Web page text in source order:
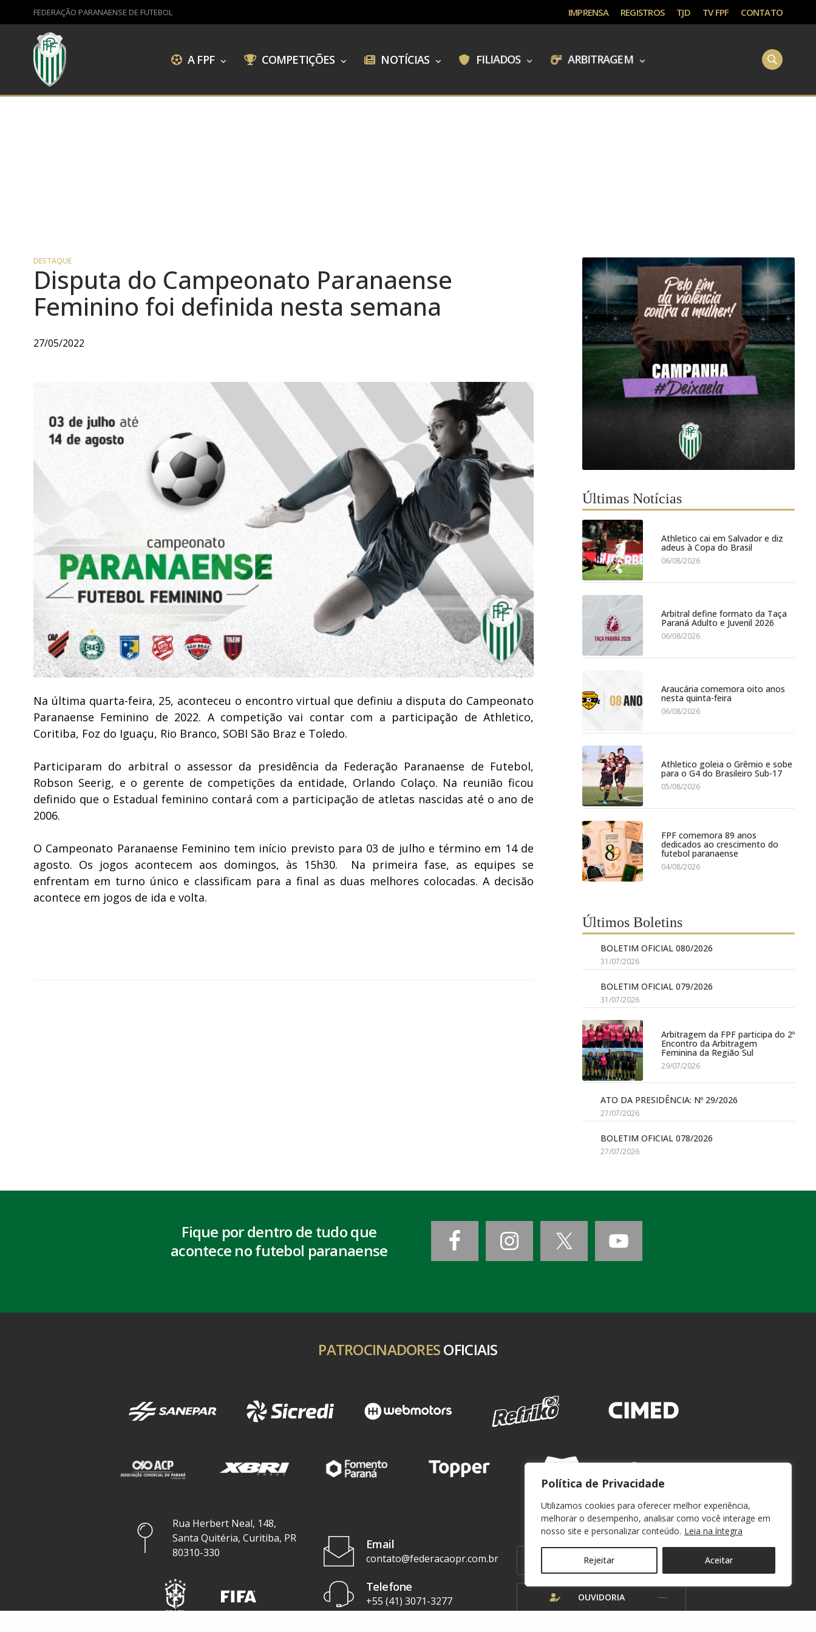
Política de Privacidade
Utilizamos cookies para oferecer melhor experiência,
melhorar o desempenho, analisar como você interage em
nosso site e personalizar conteúdo. Leia na íntegra
Rejeitar Aceitar
FEDERAÇÃO PARANAENSE DE FUTEBOL IMPRENSA REGISTROS TJD TV FPF CONTATO
A FPF COMPETIÇÕES NOTÍCIAS FILIADOS ARBITRAGEM
DESTAQUE
Disputa do Campeonato Paranaense
Feminino foi definida nesta semana
27/05/2022
Na última quarta-feira, 25, aconteceu o encontro virtual que definiu a disputa do Campeonato
Paranaense Feminino de 2022. A competição vai contar com a participação de Athletico,
Coritiba, Foz do Iguaçu, Rio Branco, SOBI São Braz e Toledo.
Participaram do arbitral o assessor da presidência da Federação Paranaense de Futebol,
Robson Seerig, e o gerente de competições da entidade, Orlando Colaço. Na reunião ficou
definido que o Estadual feminino contará com a participação de atletas nascidas até o ano de
2006.
O Campeonato Paranaense Feminino tem início previsto para 03 de julho e término em 14 de
agosto. Os jogos acontecem aos domingos, às 15h30. Na primeira fase, as equipes se
enfrentam em turno único e classificam para a final as duas melhores colocadas. A decisão
acontece em jogos de ida e volta.
Últimas Notícias
Athletico cai em Salvador e diz
adeus à Copa do Brasil
06/08/2026
Arbitral define formato da Taça
Paraná Adulto e Juvenil 2026
06/08/2026
Araucária comemora oito anos
nesta quinta-feira
06/08/2026
Athletico goleia o Grêmio e sobe
para o G4 do Brasileiro Sub-17
05/08/2026
FPF comemora 89 anos
dedicados ao crescimento do
futebol paranaense
04/08/2026
Últimos Boletins
BOLETIM OFICIAL 080/2026
31/07/2026
BOLETIM OFICIAL 079/2026
31/07/2026
Arbitragem da FPF participa do 2º
Encontro da Arbitragem
Feminina da Região Sul
29/07/2026
ATO DA PRESIDÊNCIA: Nº 29/2026
27/07/2026
BOLETIM OFICIAL 078/2026
27/07/2026
Fique por dentro de tudo que
acontece no futebol paranaense
PATROCINADORESOFICIAIS
Rua Herbert Neal, 148,
Santa Quitéria, Curitiba, PR
80310-330
Email
contato@federacaopr.com.br
Telefone
+55 (41) 3071-3277
WEBMAIL
OUVIDORIA